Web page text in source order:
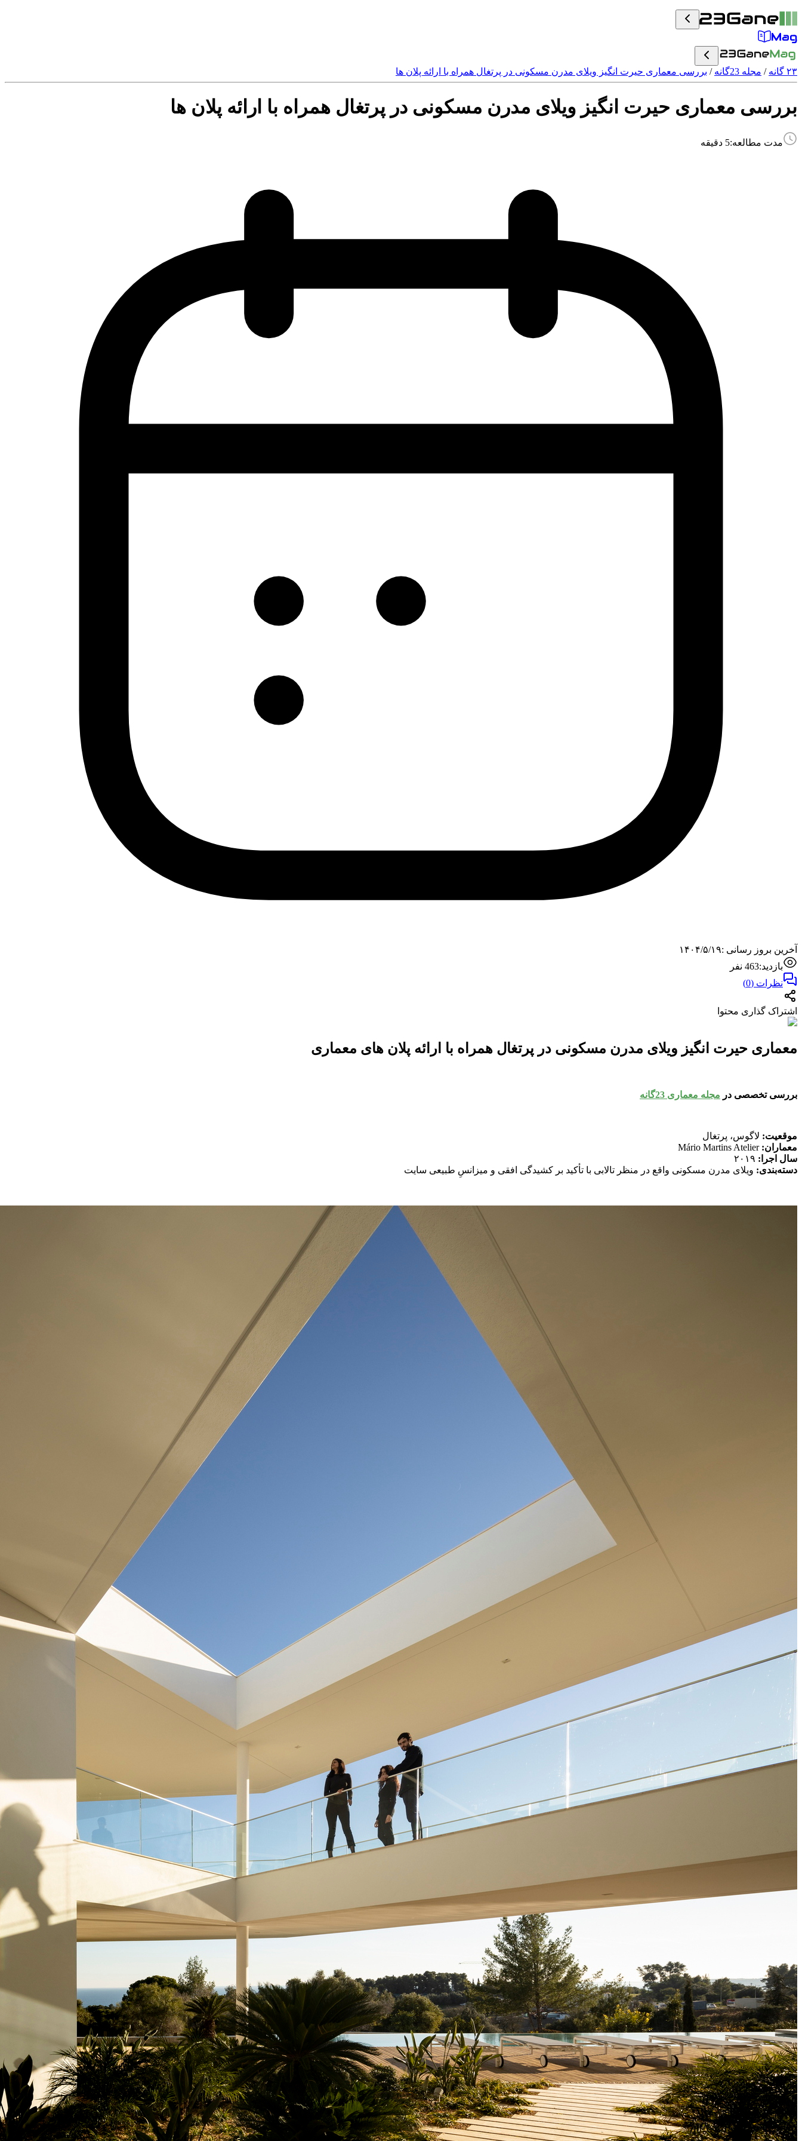
۲۳ گانه / مجله 23گانه / بررسی معماری حیرت انگیز ویلای مدرن مسکونی در پرتغال همراه با ارائه پلان ها
بررسی معماری حیرت انگیز ویلای مدرن مسکونی در پرتغال همراه با ارائه پلان ها
مدت مطالعه:5 دقیقه
آخرین بروز رسانی :۱۴۰۴/۵/۱۹
بازدید:463 نفر
نظرات (0
)
اشتراک گذاری محتوا
معماری حیرت انگیز ویلای مدرن مسکونی در پرتغال همراه با ارائه پلان های معماری
بررسی تخصصی در مجله معماری 23گانه
موقعیت: لاگوس، پرتغال
معماران: Mário Martins Atelier
سال اجرا:
دسته‌بندی:
ویلای مدرن مسکونی واقع در منظر تالابی با تأکید بر کشیدگی افقی و میزانسِ طبیعی سایت